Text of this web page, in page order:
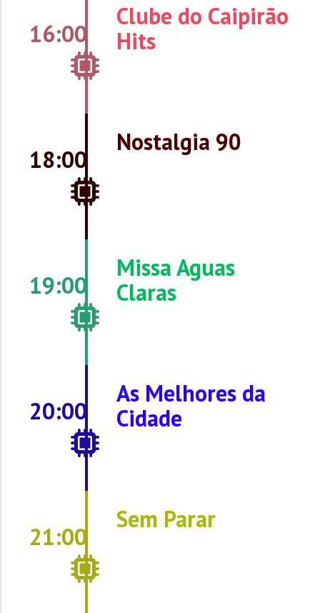
16:00
Clube do Caipirão
Hits
18:00
Nostalgia 90
19:00
Missa Aguas
Claras
20:00
As Melhores da
Cidade
21:00
Sem Parar